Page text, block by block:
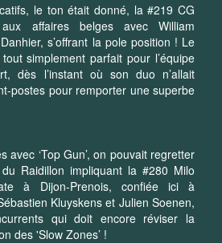
le ton était donné, la #219 CG
affaires belges avec William
s’offrant la pole position ! Le
simplement parfait pour l’équipe
dès l’instant où son duo n’allait
postes pour remporter une superbe
avec ‘Top Gun’, on pouvait regretter
Raidillon impliquant la #280 Milo
à Dijon-Prenois, confiée ici à
Kluyskens et Julien Soenen,
qui doit encore réviser la
des 'Slow Zones’ !